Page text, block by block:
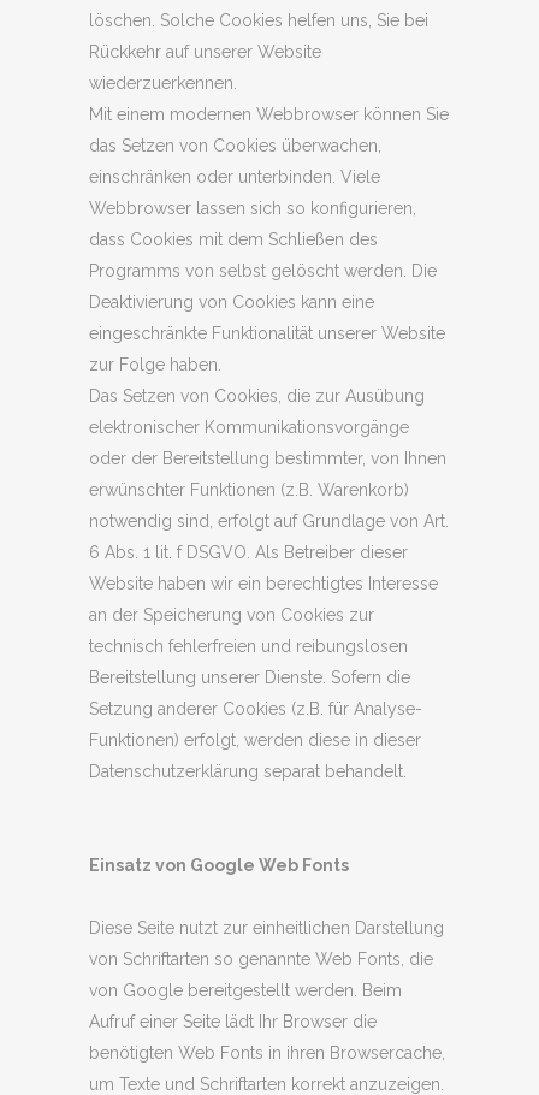
löschen. Solche Cookies helfen uns, Sie bei
Rückkehr auf unserer Website
wiederzuerkennen.
Mit einem modernen Webbrowser können Sie
das Setzen von Cookies überwachen,
einschränken oder unterbinden. Viele
Webbrowser lassen sich so konfigurieren,
dass Cookies mit dem Schließen des
Programms von selbst gelöscht werden. Die
Deaktivierung von Cookies kann eine
eingeschränkte Funktionalität unserer Website
zur Folge haben.
Das Setzen von Cookies, die zur Ausübung
elektronischer Kommunikationsvorgänge
oder der Bereitstellung bestimmter, von Ihnen
erwünschter Funktionen (z.B. Warenkorb)
notwendig sind, erfolgt auf Grundlage von Art.
6 Abs. 1 lit. f DSGVO. Als Betreiber dieser
Website haben wir ein berechtigtes Interesse
an der Speicherung von Cookies zur
technisch fehlerfreien und reibungslosen
Bereitstellung unserer Dienste. Sofern die
Setzung anderer Cookies (z.B. für Analyse-
Funktionen) erfolgt, werden diese in dieser
Datenschutzerklärung separat behandelt.
Einsatz von Google Web Fonts
Diese Seite nutzt zur einheitlichen Darstellung
von Schriftarten so genannte Web Fonts, die
von Google bereitgestellt werden. Beim
Aufruf einer Seite lädt Ihr Browser die
benötigten Web Fonts in ihren Browsercache,
um Texte und Schriftarten korrekt anzuzeigen.